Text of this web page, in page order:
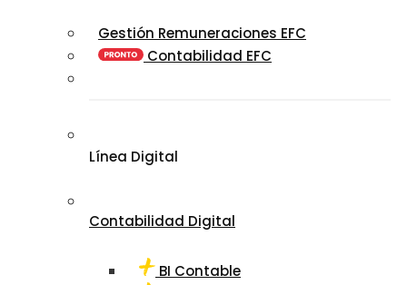
Gestión Remuneraciones EFC
Contabilidad EFC
Línea Digital
Contabilidad Digital
BI Contable